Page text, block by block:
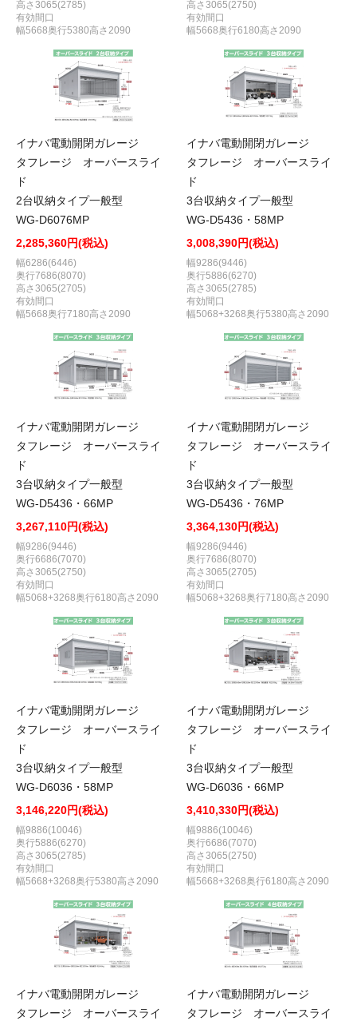
高さ3065(2785)
有効間口
幅5668奥行5380高さ2090
高さ3065(2750)
有効間口
幅5668奥行6180高さ2090
イナバ電動開閉ガレージ
タフレージ オーバースライ
ド
2台収納タイプ一般型
WG-D6076MP
2,285,360円(税込)
幅6286(6446)
奥行7686(8070)
高さ3065(2705)
有効間口
幅5668奥行7180高さ2090
イナバ電動開閉ガレージ
タフレージ オーバースライ
ド
3台収納タイプ一般型
WG-D5436・58MP
3,008,390円(税込)
幅9286(9446)
奥行5886(6270)
高さ3065(2785)
有効間口
幅5068+3268奥行5380高さ2090
イナバ電動開閉ガレージ
タフレージ オーバースライ
ド
3台収納タイプ一般型
WG-D5436・66MP
3,267,110円(税込)
幅9286(9446)
奥行6686(7070)
高さ3065(2750)
有効間口
幅5068+3268奥行6180高さ2090
イナバ電動開閉ガレージ
タフレージ オーバースライ
ド
3台収納タイプ一般型
WG-D5436・76MP
3,364,130円(税込)
幅9286(9446)
奥行7686(8070)
高さ3065(2705)
有効間口
幅5068+3268奥行7180高さ2090
イナバ電動開閉ガレージ
タフレージ オーバースライ
ド
3台収納タイプ一般型
WG-D6036・58MP
3,146,220円(税込)
幅9886(10046)
奥行5886(6270)
高さ3065(2785)
有効間口
幅5668+3268奥行5380高さ2090
イナバ電動開閉ガレージ
タフレージ オーバースライ
ド
3台収納タイプ一般型
WG-D6036・66MP
3,410,330円(税込)
幅9886(10046)
奥行6686(7070)
高さ3065(2750)
有効間口
幅5668+3268奥行6180高さ2090
イナバ電動開閉ガレージ
タフレージ オーバースライ
イナバ電動開閉ガレージ
タフレージ オーバースライ